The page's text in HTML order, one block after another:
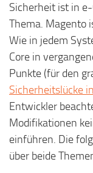
Sicherheit ist in
Thema. Magento
Wie in jedem
Core in
Punkte (für den
Sicherheitslücke
Entwickler
Modifikationen
einführen. Die
über beide